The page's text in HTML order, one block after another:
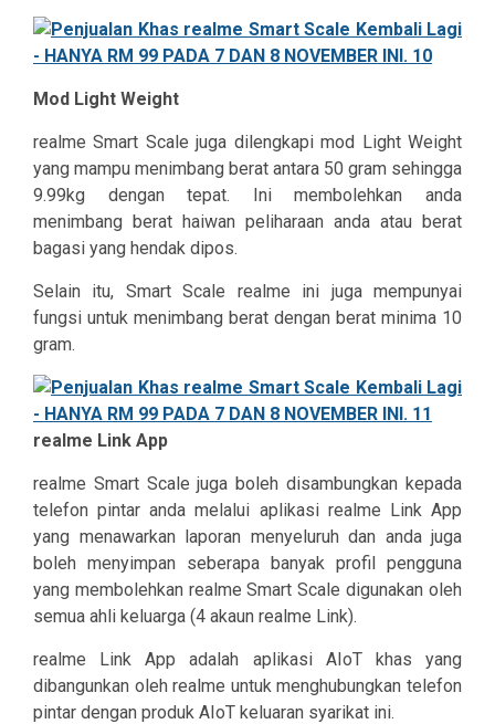
Mod Light Weight
realme Smart Scale juga dilengkapi mod Light Weight
yang mampu menimbang berat antara 50 gram sehingga
9.99kg dengan tepat. Ini membolehkan anda
menimbang berat haiwan peliharaan anda atau berat
bagasi yang hendak dipos.
Selain itu, Smart Scale realme ini juga mempunyai
fungsi untuk menimbang berat dengan berat minima 10
gram.
realme Link App
realme Smart Scale juga boleh disambungkan kepada
telefon pintar anda melalui aplikasi realme Link App
yang menawarkan laporan menyeluruh dan anda juga
boleh menyimpan seberapa banyak profil pengguna
yang membolehkan realme Smart Scale digunakan oleh
semua ahli keluarga (4 akaun realme Link).
realme Link App adalah aplikasi AIoT khas yang
dibangunkan oleh realme untuk menghubungkan telefon
pintar dengan produk AIoT keluaran syarikat ini.